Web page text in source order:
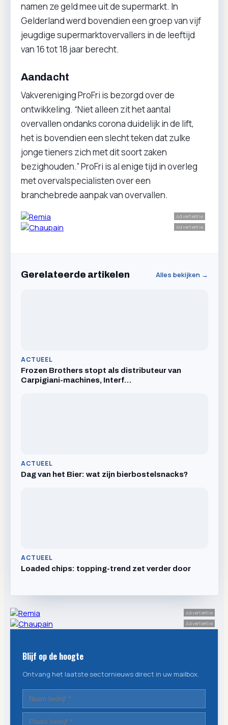
namen ze geld mee uit de supermarkt. In
Gelderland werd bovendien een groep van vijf
jeugdige supermarktovervallers in de leeftijd
van 16 tot 18 jaar berecht.
Aandacht
Vakvereniging ProFri is bezorgd over de
ontwikkeling. “Niet alleen zit het aantal
overvallen ondanks corona duidelijk in de lift,
het is bovendien een slecht teken dat zulke
jonge tieners zich met dit soort zaken
bezighouden.” ProFri is al enige tijd in overleg
met overvalspecialisten over een
branchebrede aanpak van overvallen.
Advertentie
Advertentie
Gerelateerde artikelen Alles bekijken →
ACTUEEL
Frozen Brothers stopt als distributeur van
Carpigiani-machines, Interf…
ACTUEEL
Dag van het Bier: wat zijn bierbostelsnacks?
ACTUEEL
Loaded chips: topping-trend zet verder door
Advertentie
Advertentie
Blijf op de hoogte
Ontvang het laatste sectornieuws direct in uw mailbox.